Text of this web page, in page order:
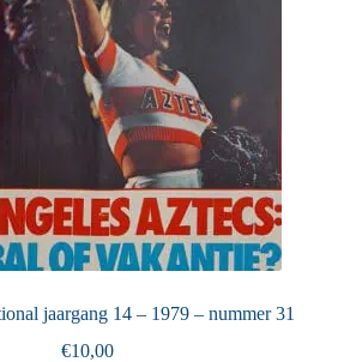
jaargang 14 – 1979 – nummer 31
€10,00